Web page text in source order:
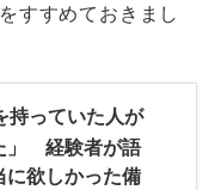
すすめておきまし
持っていた人が
」 経験者が語
に欲しかった備